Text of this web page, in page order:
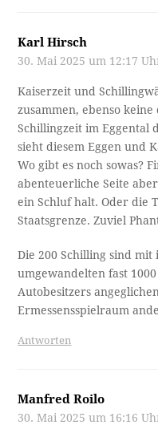
Karl Hirsch
30. Mai 2025 um 12:17
Kaiserzeit und
zusammen, ebenso
Schillingzeit im Eggental
sieht diesem Eggen und
Wo gibt es noch sowas?
abenteuerliche Seite
ein Schluf halt. Oder die
Staatsgrenze. Zuviel
Die 200 Schilling sind
umgewandelten fast
Autobesitzers
Ermessensspielraum
Antworten
Manfred Roilo
30. Mai 2025 um 16:16